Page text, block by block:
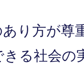
り方が尊
る社会の